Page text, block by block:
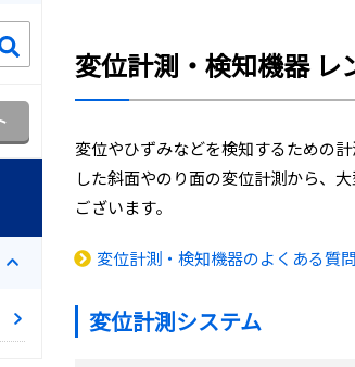
変位計測・検知機器 レ
変位やひずみなどを検知するための
した斜面やのり面の変位計測から、
ございます。
変位計測・検知機器のよくある質
変位計測システム